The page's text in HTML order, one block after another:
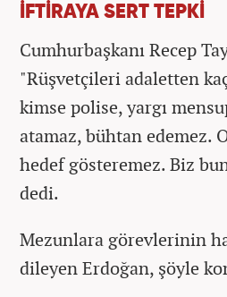
İFTİRAYA SERT TEPKİ
Cumhurbaşkanı Recep
"Rüşvetçileri adaletten
kimse polise, yargı
atamaz, bühtan edemez.
hedef gösteremez. Biz
dedi.
Mezunlara görevlerinin
dileyen Erdoğan, şöyle